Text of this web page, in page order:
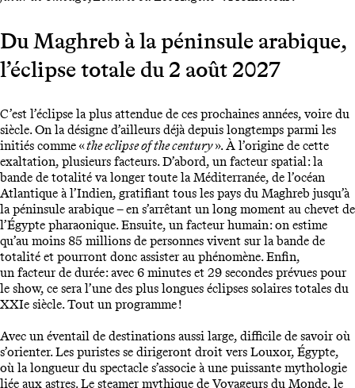
Du Maghreb à la péninsule arabique,
l’éclipse totale du 2 août 2027
C’est l’éclipse la plus attendue de ces prochaines années, voire du
siècle. On la désigne d’ailleurs déjà depuis longtemps parmi les
initiés comme «the eclipse of the century». À l’origine de cette
exaltation, plusieurs facteurs. D’abord, un facteur spatial : la
bande de totalité va longer toute la Méditerranée, de l’océan
Atlantique à l’Indien, gratifiant tous les pays du Maghreb jusqu’à
la péninsule arabique – en s’arrêtant un long moment au chevet de
l’Égypte pharaonique. Ensuite, un facteur humain : on estime
qu’au moins 85 millions de personnes vivent sur la bande de
totalité et pourront donc assister au phénomène. Enfin,
un facteur de durée : avec 6 minutes et 29 secondes prévues pour
le show, ce sera l’une des plus longues éclipses solaires totales du
XXIe siècle. Tout un programme !
Avec un éventail de destinations aussi large, difficile de savoir où
s’orienter. Les puristes se dirigeront droit vers Louxor, Égypte,
où la longueur du spectacle s’associe à une puissante mythologie
liée aux astres. Le steamer mythique de Voyageurs du Monde, le